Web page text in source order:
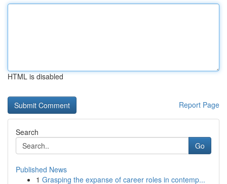
HTML is disabled
Report Page
Search
Go
Published News
1 Grasping the expanse of career roles in contemp...